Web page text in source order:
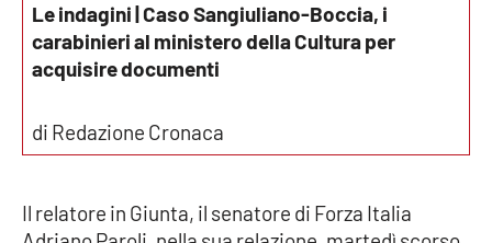
Sport
RUBRICHE
Le indagini | Caso Sangiuliano-Boccia, i
carabinieri al ministero della Cultura per
acquisire documenti
di Redazione Cronaca
Il relatore in Giunta, il senatore di Forza Italia